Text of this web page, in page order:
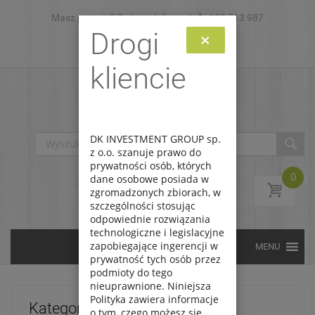
Skip to content
Masz pytanie? Zadzwoń do nas! 693 713 987
Zaloguj Zarejestruj
0
Kategorie
Drogi
kliencie
×
DK INVESTMENT GROUP sp.
z o.o. szanuje prawo do
prywatności osób, których
dane osobowe posiada w
zgromadzonych zbiorach, w
szczególności stosując
odpowiednie rozwiązania
technologiczne i legislacyjne
zapobiegające ingerencji w
prywatność tych osób przez
podmioty do tego
nieuprawnione. Niniejsza
Polityka zawiera informacje